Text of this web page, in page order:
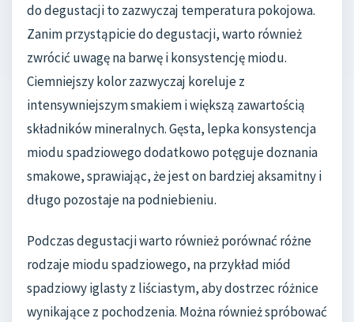
do degustacji to zazwyczaj temperatura pokojowa.
Zanim przystąpicie do degustacji, warto również
zwrócić uwagę na barwę i konsystencję miodu.
Ciemniejszy kolor zazwyczaj koreluje z
intensywniejszym smakiem i większą zawartością
składników mineralnych. Gęsta, lepka konsystencja
miodu spadziowego dodatkowo potęguje doznania
smakowe, sprawiając, że jest on bardziej aksamitny i
długo pozostaje na podniebieniu.
Podczas degustacji warto również porównać różne
rodzaje miodu spadziowego, na przykład miód
spadziowy iglasty z liściastym, aby dostrzec różnice
wynikające z pochodzenia. Można również spróbować